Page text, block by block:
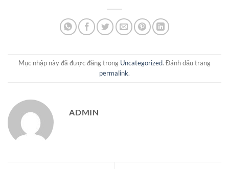
Mục nhập này đã được đăng trong Uncategorized. Đánh dấu trang
permalink.
ADMIN